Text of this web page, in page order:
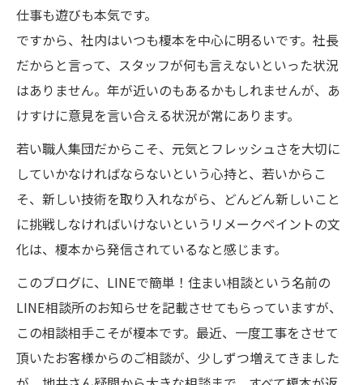
仕事も遊びも本気です。
ですから、社内はいつも榎本を中心に明るいです。社長
だからと言って、スタッフが何も言えないといった状況
はありません。年が近いのもあるかもしれませんが、あ
けすけに意見を言い合える状況が常にあります。
若い職人集団だからこそ、元気とフレッシュさを大切に
していかなければならないという心持と、若いからこ
そ、新しい技術を取り入れながら、どんどん新しいこと
に挑戦しなければいけないというリメークペイントの文
化は、榎本から発信されているなと感じます。
このブログに、LINEで簡単！住まい相談という名前の
LINE相談所のお知らせを記載させてもらっていますが、
この相談相手こそが榎本です。最近、一度工事をさせて
頂いたお客様からのご相談が、少しずつ増えてきました